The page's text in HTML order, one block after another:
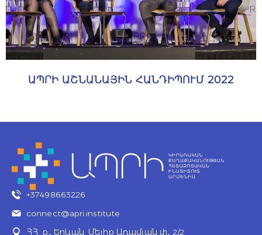
ԱՊՐԻ ԱՇՆԱՆԱՅԻՆ ՀԱՆԴԻՊՈՒՄ 2022
+37498663226
connect@apri.institute
ՀՀ, ք․ Երևան, Մելիք Ադամյան փ․ 2/2